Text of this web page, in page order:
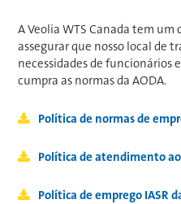
A Veolia WTS Canada tem
assegurar que nosso local de
necessidades de funcionários
cumpra as normas da AODA.
Política de normas de
Política de atendimento ao
Política de emprego IASR